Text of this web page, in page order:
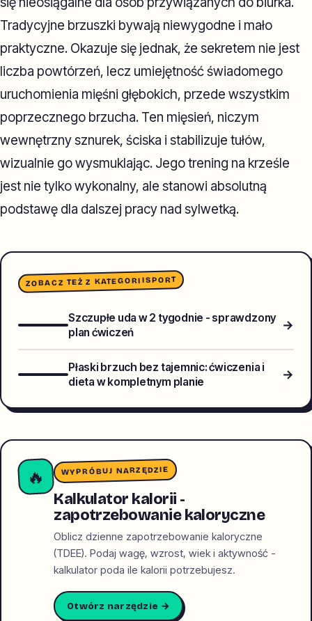
Tradycyjne brzuszki bywają niewygodne i mało
praktyczne. Okazuje się jednak, że sekretem nie jest
liczba powtórzeń, lecz umiejętność świadomego
uruchomienia mięśni głębokich, przede wszystkim
poprzecznego brzucha. Ten mięsień, niczym
wewnętrzny sznurek, ściska i stabilizuje tułów,
wizualnie go wysmuklając. Jego trening na krześle
jest nie tylko wykonalny, ale stanowi absolutną
podstawę dla dalszej pracy nad sylwetką.
ZOBACZ TEŻ Z KATEGORIISPORT
Szczupłe uda w 2 tygodnie - sprawdzony
plan ćwiczeń
→
Płaski brzuch bez tajemnic: ćwiczenia i
dieta w kompletnym planie
→
🔥 WYPRÓBUJ NARZĘDZIE
Kalkulator kalorii -
zapotrzebowanie kaloryczne
Oblicz dzienne zapotrzebowanie kaloryczne
(TDEE). Podaj wagę, wzrost, wiek i aktywność -
kalkulator poda ile kalorii potrzebujesz.
Otwórz narzędzie →